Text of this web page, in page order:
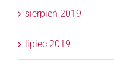
sierpień 2019
lipiec 2019